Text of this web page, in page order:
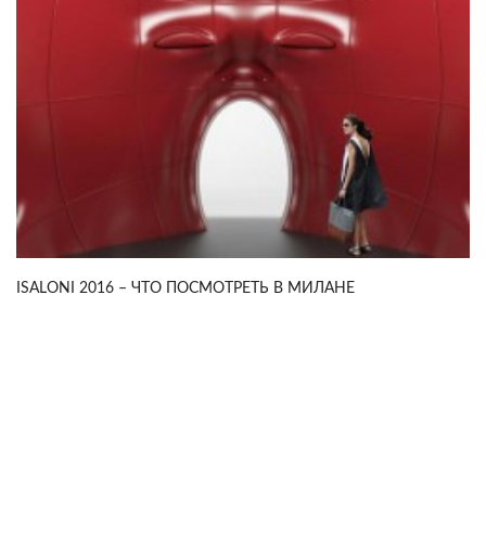
ISALONI 2016 – ЧТО ПОСМОТРЕТЬ В МИЛАНЕ